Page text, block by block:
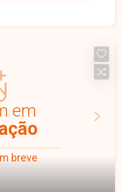
para realização
conforme
em
e agende uma
oportunidade
em
breve